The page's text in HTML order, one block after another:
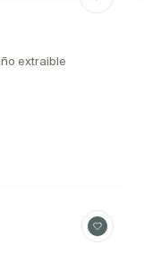
extraible